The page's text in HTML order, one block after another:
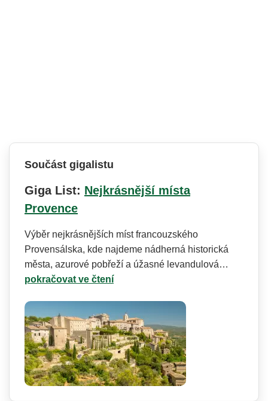
Součást gigalistu
Giga List: Nejkrásnější místa
Provence
Výběr nejkrásnějších míst francouzského
Provensálska, kde najdeme nádherná historická
města, azurové pobřeží a úžasné levandulová…
pokračovat ve čtení